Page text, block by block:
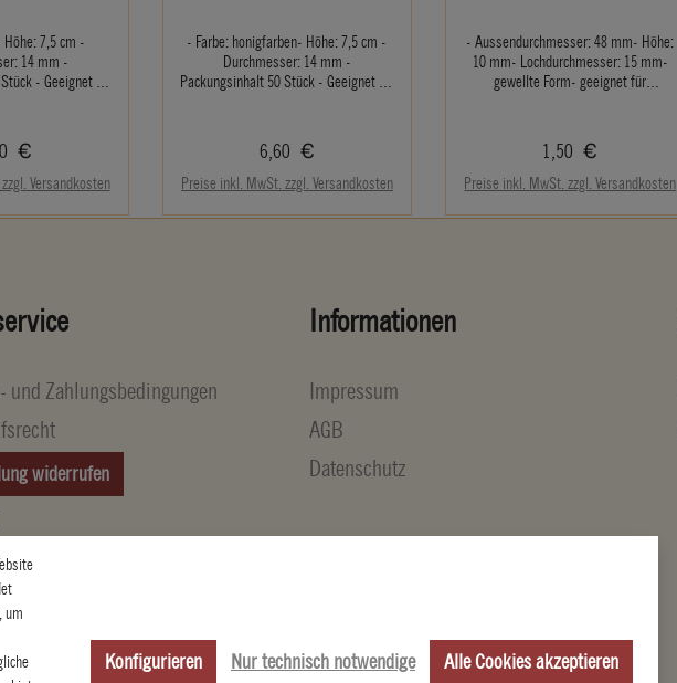
Höhe: 7,5 cm -
14 mm -
- Geeignet für
Preis:
€
Versandkosten
- Farbe: honigfarben- Höhe: 7,5 cm -
Durchmesser: 14 mm -
Packungsinhalt 50 Stück - Geeignet für
14 mm Lichtertülleninnendurchmesser.
Regulärer Preis:
6,60 €
Preise inkl. MwSt. zzgl. Versandkosten
- Aussendurchmesser: 48 mm- Höhe:
10 mm- Lochdurchmesser: 15 mm-
gewellte Form- geeignet für
Regulärer Preis:
1,50 €
Preise inkl. MwSt. zzgl. Versandkosten
und Zahlungsbedingungen
widerrufen
Informationen
Impressum
AGB
Datenschutz
um
Nur technisch notwendige
Konfigurieren Alle Cookies akzeptieren